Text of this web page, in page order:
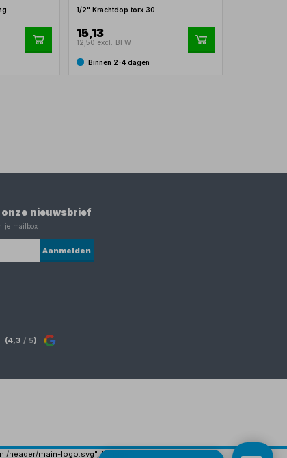
1/2" Krachtdop torx 30
15,13
12,50 excl. BTW
Binnen 2-4 dagen
nieuwsbrief
je mailbox
Aanmelden
(4,3 / 5)
header/main-logo.svg", "image":